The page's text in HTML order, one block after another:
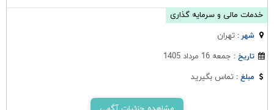
خدمات مالی و سرمایه گذاری
شهر :تهران
تاریخ : جمعه 16 مرداد 1405
مبلغ :تماس بگیرید